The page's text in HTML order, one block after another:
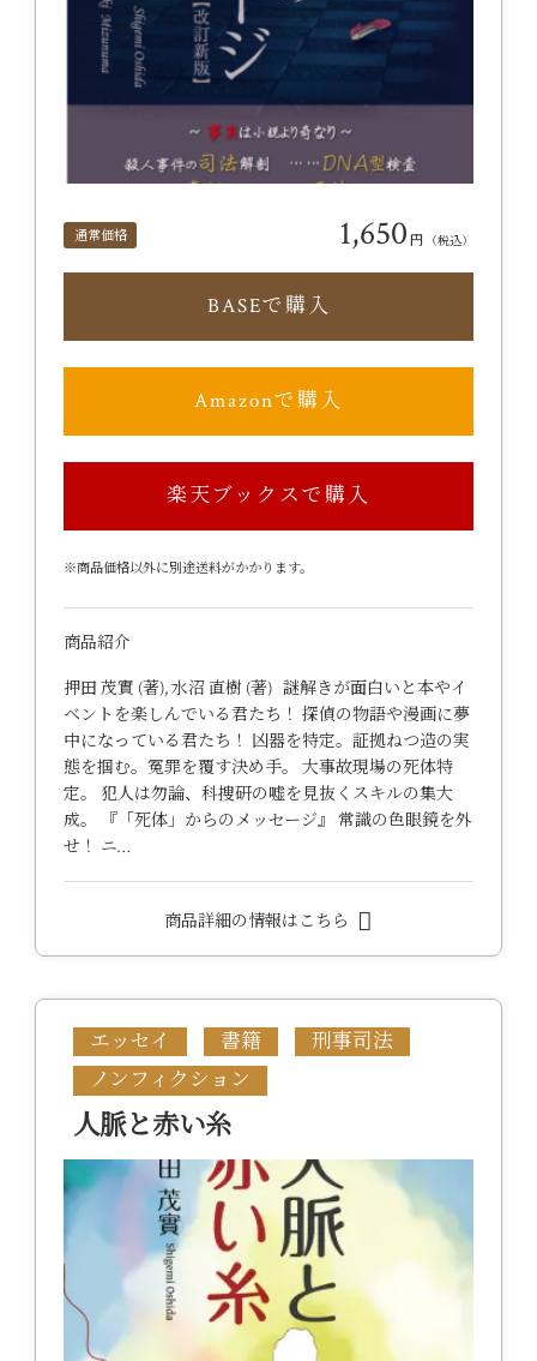
通常価格 1,650 円 （税込）
BASEで購入
Amazonで購入
楽天ブックスで購入
※商品価格以外に別途送料がかかります。
商品紹介
押田 茂實 (著), 水沼 直樹 (著) 謎解きが面白いと本やイ
ベントを楽しんでいる君たち！ 探偵の物語や漫画に夢
中になっている君たち！ 凶器を特定。証拠ねつ造の実
態を掴む。冤罪を覆す決め手。 大事故現場の死体特
定。 犯人は勿論、科捜研の嘘を見抜くスキルの集大
成。 『「死体」からのメッセージ』 常識の色眼鏡を外
せ！ ニ…
商品詳細の情報はこちら
エッセイ 書籍
刑事司法
ノンフィクション
人脈と赤い糸